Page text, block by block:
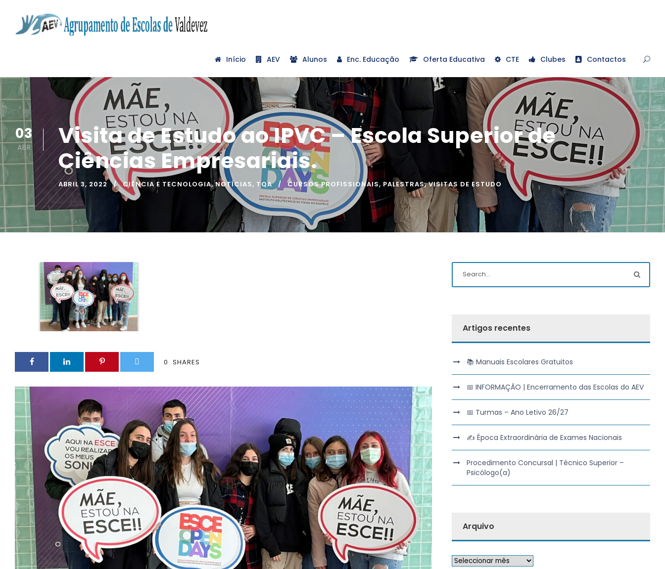
Início AEV Alunos Enc. Educação Oferta Educativa CTE Clubes Contactos
03
ABR
Visita de Estudo ao IPVC – Escola Superior de
Ciências Empresariais.
ABRIL 3, 2022 CIÊNCIA E TECNOLOGIA, NOTÍCIAS, TQA CURSOS PROFISSIONAIS, PALESTRAS, VISITAS DE ESTUDO
0 SHARES
Artigos recentes
📚 Manuais Escolares Gratuitos
📅 INFORMAÇÃO | Encerramento das Escolas do AEV
📅 Turmas – Ano Letivo 26/27
✍️ Época Extraordinária de Exames Nacionais
Procedimento Concursal | Técnico Superior –
Psicólogo(a)
Arquivo